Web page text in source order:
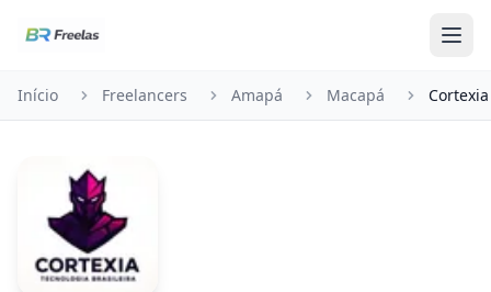
Início Freelancers Amapá Macapá Cortexia